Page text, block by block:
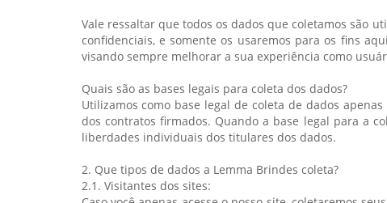
Vale ressaltar que todos os dados que coletamos são
confidenciais, e somente os usaremos para os fins
visando sempre melhorar a sua experiência como
Quais são as bases legais para coleta dos dados?
Utilizamos como base legal de coleta de dados
dos contratos firmados. Quando a base legal para a
liberdades individuais dos titulares dos dados.
2. Que tipos de dados a Lemma Brindes coleta?
2.1. Visitantes dos sites: